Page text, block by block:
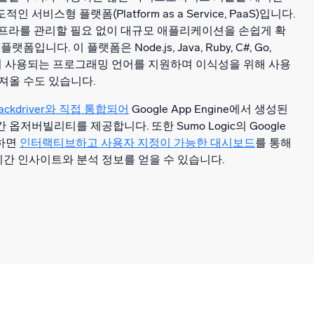
적인 서비스형 플랫폼(Platform as a Service, PaaS)입니다.
라를 관리할 필요 없이 대규모 애플리케이션을 손쉽게 확
랫폼입니다. 이 플랫폼은 Node.js, Java, Ruby, C#, Go,
사용되는 프로그래밍 언어를 지원하며 이식성을 위해 사용
올 수도 있습니다.
와 직접 통합되어 Google App Engine에서 생성된
옵저버빌리티를 제공합니다. 또한 Sumo Logic의 Google
면 인터랙티브하고 사용자 지정이 가능한 대시보드를 통해
인사이트와 분석 정보를 얻을 수 있습니다.